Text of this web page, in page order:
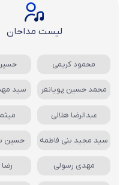
لیست مداحان
محمود کریمی
محمد حسین پویانفر سید
عبدالرضا هلالی
سید مجید بنی فاطمه حسین
مهدی رسولی رضا